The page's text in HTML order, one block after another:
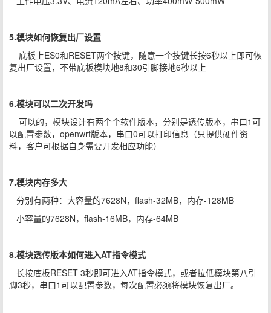
5.模块如何恢复出厂设置
底板上ES0和RESET两个按键，随意一个按键长按6秒以上即可恢
复出厂设置，不带底板模块地8和30引脚接地6秒以上
6.模块可以二次开发吗
可以的，模块设计有两个个软件版本，分别是透传版本，串口1可
以配置参数，openwrt版本，串口0可以打印信息（只提供硬件资
料，客户可根据自身需要开发相应功能）
7.模块内存多大
分别有两种：大容量的7628N，flash-32MB，内存-128MB
小容量的7628N，flash-16MB，内存-64MB
8.模块透传版本如何进入AT指令模式
长按底板RESET 3秒即可进入AT指令模式，或者拉低模块第八引
脚3秒，串口1可以配置参数，每次配置必须将模块恢复出厂。